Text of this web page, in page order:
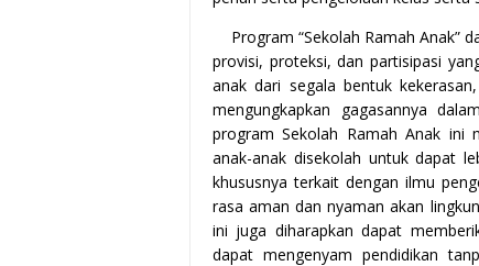
Program “Sekolah Ramah Anak”
provisi, proteksi, dan partisipasi
anak dari segala bentuk
mengungkapkan gagasannya
program Sekolah Ramah Anak ini
anak-anak disekolah untuk dapat
khususnya terkait dengan ilmu
rasa aman dan nyaman akan
ini juga diharapkan dapat
dapat mengenyam pendidikan